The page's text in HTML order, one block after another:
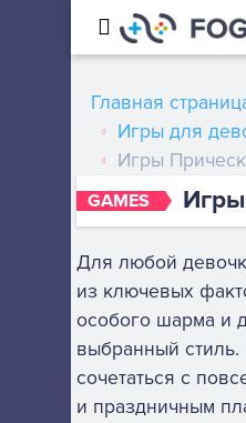
GAMES
Главная
Игры для
Игры
Для любой
из ключевых
особого шарма и
выбранный
сочетаться с
и праздничным